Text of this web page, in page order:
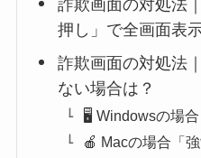
詐欺画面の対処法
押し」で全画面表
詐欺画面の対処法
ない場合は？
🖥 Windowsの場
🍎 Macの場合「